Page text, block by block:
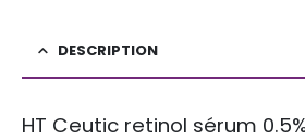
DESCRIPTION
HT Ceutic retinol sérum